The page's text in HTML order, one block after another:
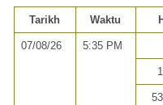
Tarikh Waktu
07/08/26 5:35 PM